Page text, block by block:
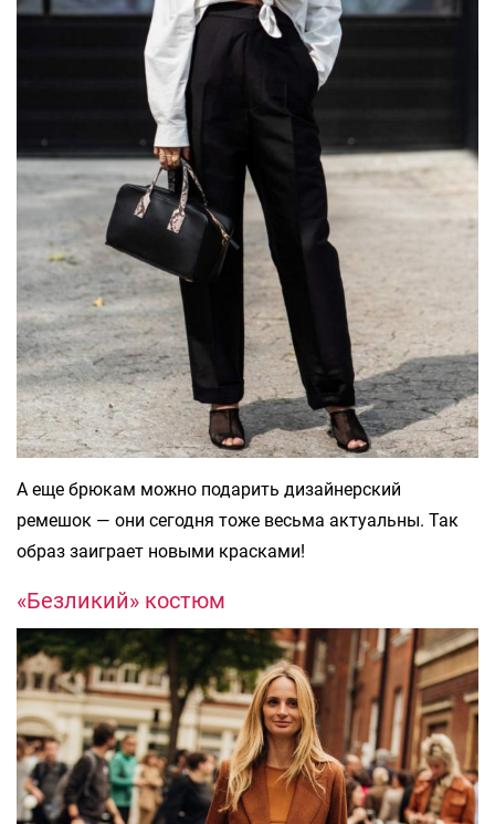
А еще брюкам можно подарить дизайнерский
ремешок — они сегодня тоже весьма актуальны. Так
образ заиграет новыми красками!
«Безликий» костюм